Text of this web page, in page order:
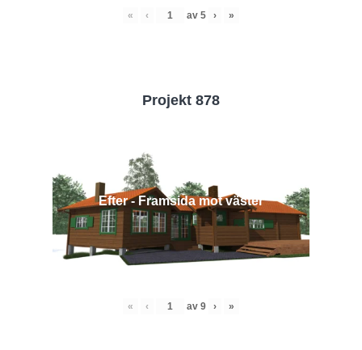
« ‹ av 5 › »
Projekt 878
Efter - Framsida mot väster
« ‹ av 9 › »